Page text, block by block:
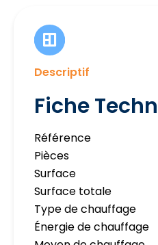
Descriptif
Fiche
Référence
Pièces
Surface
Surface totale
Type de chauffage
Énergie de chauffage